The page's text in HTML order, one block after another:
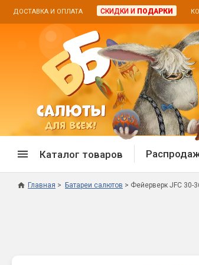
ДОСТАВКА И ОПЛАТА СКИДКИ И ПОДАРКИ
Каталог товаров
Главная Батареи салютов Фейерверк JFC 30-